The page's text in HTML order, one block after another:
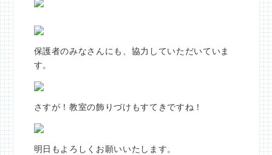
保護者のみなさんにも、協力していただいていま
す。
さすが！教室の飾りづけもすてきですね！
明日もよろしくお願いいたします。